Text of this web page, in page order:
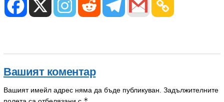
Вашият коментар
Вашият имейл адрес няма да бъде публикуван. Задължителните